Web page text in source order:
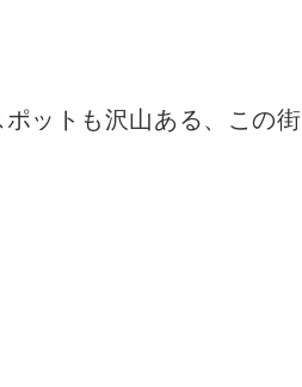
ットも沢山ある、この街